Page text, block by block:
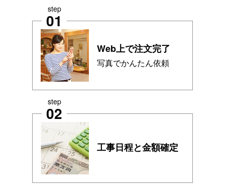
step
01
Web上で注文完了
写真でかんたん依頼
step
02
工事日程と金額確定